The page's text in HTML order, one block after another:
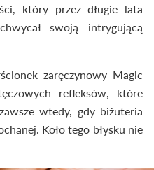
który przez długie lata
swoją intrygującą
zaręczynowy Magic
refleksów, które
wtedy, gdy biżuteria
Koło tego błysku nie